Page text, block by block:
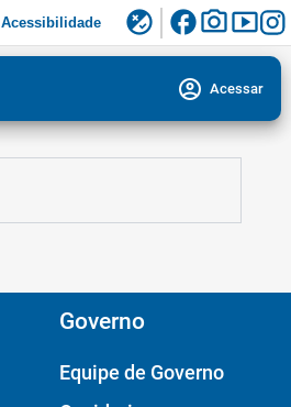
Acessibilidade flaky facebookphoto_camerasmart_display
account_circle Acessar
Governo
Equipe de Governo